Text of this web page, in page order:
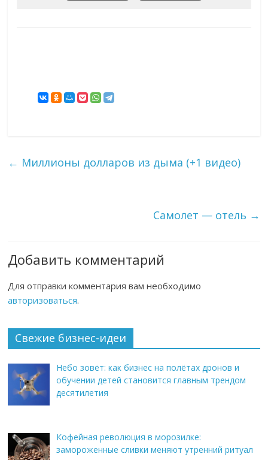
← Миллионы долларов из дыма (+1 видео)
Самолет — отель →
Добавить комментарий
Для отправки комментария вам необходимо
авторизоваться.
Свежие бизнес-идеи
Небо зовёт: как бизнес на полётах дронов и
обучении детей становится главным трендом
десятилетия
Кофейная революция в морозилке:
замороженные сливки меняют утренний ритуал